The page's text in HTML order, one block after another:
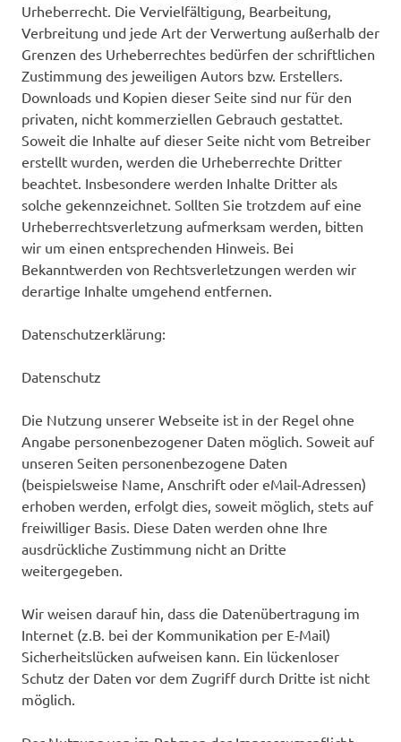
Urheberrecht. Die Vervielfältigung, Bearbeitung,
Verbreitung und jede Art der Verwertung außerhalb der
Grenzen des Urheberrechtes bedürfen der schriftlichen
Zustimmung des jeweiligen Autors bzw. Erstellers.
Downloads und Kopien dieser Seite sind nur für den
privaten, nicht kommerziellen Gebrauch gestattet.
Soweit die Inhalte auf dieser Seite nicht vom Betreiber
erstellt wurden, werden die Urheberrechte Dritter
beachtet. Insbesondere werden Inhalte Dritter als
solche gekennzeichnet. Sollten Sie trotzdem auf eine
Urheberrechtsverletzung aufmerksam werden, bitten
wir um einen entsprechenden Hinweis. Bei
Bekanntwerden von Rechtsverletzungen werden wir
derartige Inhalte umgehend entfernen.
Datenschutzerklärung:
Datenschutz
Die Nutzung unserer Webseite ist in der Regel ohne
Angabe personenbezogener Daten möglich. Soweit auf
unseren Seiten personenbezogene Daten
(beispielsweise Name, Anschrift oder eMail-Adressen)
erhoben werden, erfolgt dies, soweit möglich, stets auf
freiwilliger Basis. Diese Daten werden ohne Ihre
ausdrückliche Zustimmung nicht an Dritte
weitergegeben.
Wir weisen darauf hin, dass die Datenübertragung im
Internet (z.B. bei der Kommunikation per E-Mail)
Sicherheitslücken aufweisen kann. Ein lückenloser
Schutz der Daten vor dem Zugriff durch Dritte ist nicht
möglich.